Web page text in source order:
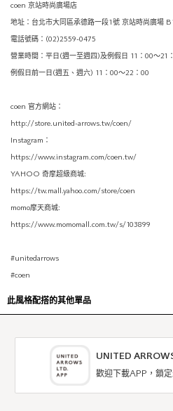
coen 京站時尚廣場店
地址：台北市大同區承德路一段1號 京站時尚廣場
電話號碼：(02)2559-0475
營業時間：平日(週一至週四)及例假日 11：00〜21
例假日前一日(週五、週六) 11：00〜22：00
coen 官方網站：
http://store.united-arrows.tw/coen/
Instagram：
https://www.instagram.com/coen.tw/
YAHOO 奇摩超級商城:
https://tw.mall.yahoo.com/store/coen
momo摩天商城:
https://www.momomall.com.tw/s/103899
#unitedarrows
#coen
此風格配搭的其他單品
UNITED
歡迎下載APP，鎖